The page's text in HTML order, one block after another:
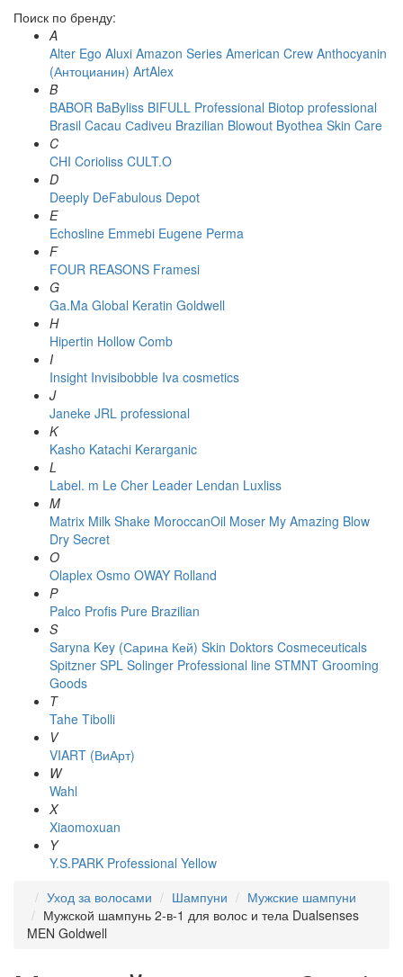
Поиск по бренду:
A
Alter Ego Aluxi Amazon Series American Crew Anthocyanin
(Антоцианин) ArtAlex
B
BABOR BaByliss BIFULL Professional Biotop professional
Brasil Cacau Сadiveu Brazilian Blowout Byothea Skin Care
C
CHI Corioliss CULT.O
D
Deeply DeFabulous Depot
E
Echosline Emmebi Eugene Perma
F
FOUR REASONS Framesi
G
Ga.Ma Global Keratin Goldwell
H
Hipertin Hollow Comb
I
Insight Invisibobble Iva cosmetics
J
Janeke JRL professional
K
Kasho Katachi Kerarganic
L
Label. m Le Cher Leader Lendan Luxliss
M
Matrix Milk Shake MoroccanOil Moser My Amazing Blow
Dry Secret
O
Olaplex Osmo OWAY Rolland
P
Palco Profis Pure Brazilian
S
Saryna Key (Сарина Кей) Skin Doktors Cosmeceuticals
Spitzner SPL Solinger Professional line STMNT Grooming
Goods
T
Tahe Tibolli
V
VIART (ВиАрт)
W
Wahl
X
Xiaomoxuan
Y
Y.S.PARK Professional Yellow
Уход за волосами
Шампуни
Мужские шампуни
Мужской шампунь 2-в-1 для волос и тела Dualsenses
MEN Goldwell